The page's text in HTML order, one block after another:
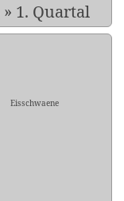
» 1. Quartal
Eisschwaene